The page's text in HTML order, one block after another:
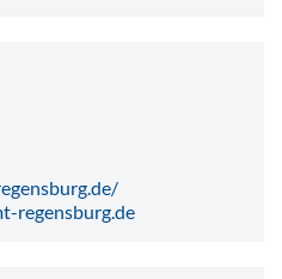
regensburg.de